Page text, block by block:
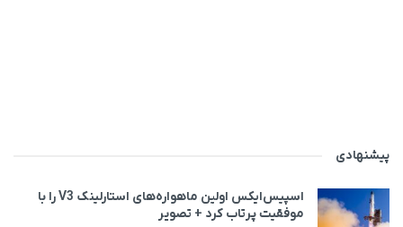
پیشنهادی
اسپیس‌ایکس اولین ماهواره‌های استارلینک V3 را با
موفقیت پرتاب کرد + تصویر